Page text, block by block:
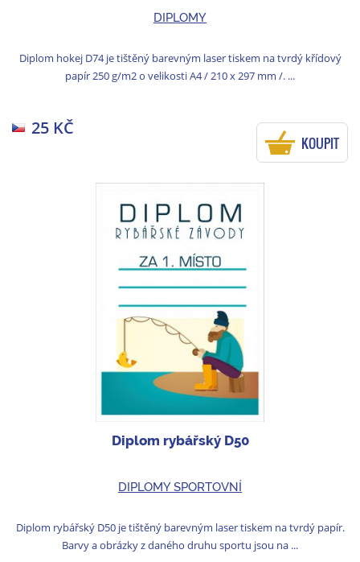
DIPLOMY
Diplom hokej D74 je tištěný barevným laser tiskem na tvrdý křídový
papír 250 g/m2 o velikosti A4 / 210 x 297 mm /. ...
25 KČ
KOUPIT
Diplom rybářský D50
DIPLOMY SPORTOVNÍ
Diplom rybářský D50 je tištěný barevným laser tiskem na tvrdý papír.
Barvy a obrázky z daného druhu sportu jsou na ...